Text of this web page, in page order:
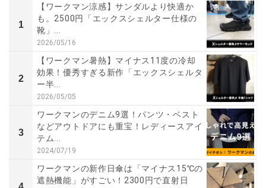
1
【ワークマン涼感】サンダルより快適か
も。2500円「エックスシェルター仕様の
靴」...
2026/05/16
2
【ワークマン暑熱】マイナス11度の冷却
効果！優秀すぎる新作「エックスシェルタ
ー半...
2026/05/05
3
ワークマンのデニム9選！パンツ・ベスト
などアウトドアにも重宝！レディースアイ
テム...
2024/07/19
ワークマンの新作日傘は「マイナス15℃の
遮熱機能」がすごい！2300円で直射日